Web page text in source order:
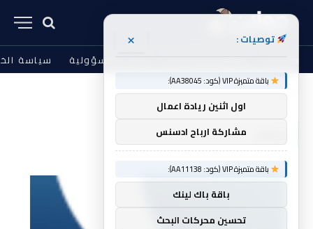
من نحن الشروط والأحكام إخلاء المسؤولية سياسة
الرئيسية » مجال
توصيات : ×
باقة متميزة VIP (كود: AA38045):
اول اثنين ريادة اعمال
مشاركة ارباح ادسنس
باقة متميزة VIP (كود: AA11138):
باقة باك لينك
تحسين محركات البحث